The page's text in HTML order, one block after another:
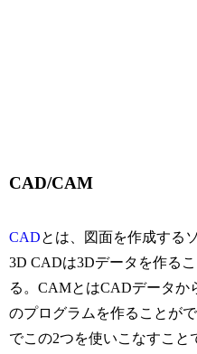
CAD/CAM
CADとは、図面を作成する
3D CADは3Dデータを作る
る。CAMとはCADデータか
のプログラムを作ることが
でこの2つを使いこなすこと